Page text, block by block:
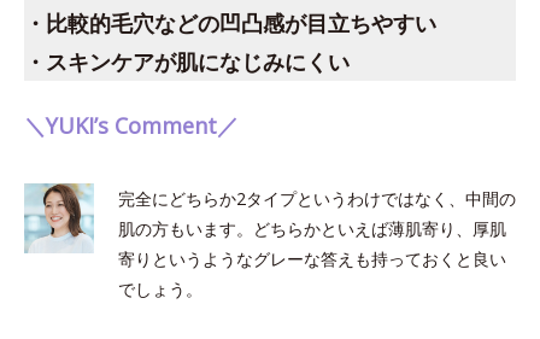
・比較的毛穴などの凹凸感が目立ちやすい
・スキンケアが肌になじみにくい
＼YUKI’s Comment／
完全にどちらか2タイプというわけではなく、中間の
肌の方もいます。どちらかといえば薄肌寄り、厚肌
寄りというようなグレーな答えも持っておくと良い
でしょう。